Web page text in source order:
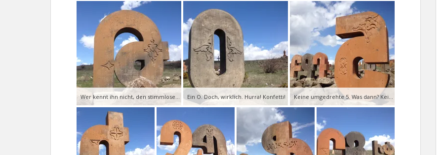
Wer kennt ihn nicht, den stimmlosen alveolaren Plosiv – wie das ‚th‘ in ‚think‘. Ein O. Doch, wirklich. Hurra! Konfetti! Keine umgedrehte 5. Was dann? Keine Ahnung.